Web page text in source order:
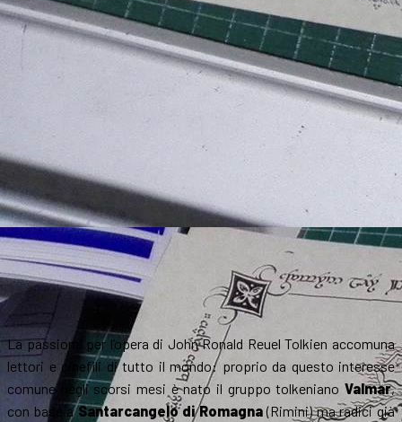
La passione per l’opera di John Ronald Reuel Tolkien accomuna
lettori e cinefili di tutto il mondo: proprio da questo interesse
comune negli scorsi mesi è nato il gruppo tolkeniano Valmar,
con base aSantarcangelo di Romagna(Rimini) ma radici già